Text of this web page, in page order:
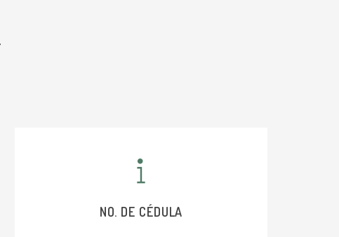
NO. DE CÉDULA